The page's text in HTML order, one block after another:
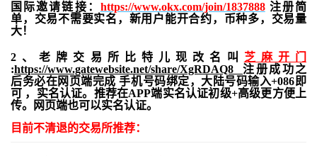
国际邀请链接： https://www.okx.com/join/1837888注册简
单，交易不需要实名，新用户能开合约， 币种多，交易量
大！
2、老牌交易所比特儿现改名叫 芝麻开门
:https://www.gatewebsite.net/share/XgRDAQ8 注册成功之
后务必在网页端完成 手机号码绑定，大陆号码输入+086即
可 ，实名认证。推荐在APP端实名认证初级+高级更方便上
传。网页端也可以实名认证。
目前不清退的交易所推荐：